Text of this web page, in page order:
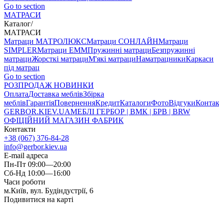
Go to section
МАТРАСИ
Каталог/
МАТРАСИ
Матраци МАТРОЛЮКСМатраци СОНЛАЙНМатраци
SIMPLERМатраци ЕММПружинні матрациБезпружинні
матрациЖорсткі матрациМ'які матрациНаматрацникиКаркаси
під матрац
Go to section
РОЗПРОДАЖ НОВИНКИ
ОплатаДоставка меблівЗбірка
меблівГарантіяПоверненняКредитКаталогиФотоВідгуки
GERBOR.KIEV.UAМЕБЛI ГЕРБОР | ВМК | БРВ | BRW
ОФІЦІЙНИЙ МАГАЗИН ФАБРИК
Контакти
+38 (067) 376-84-28
info@gerbor.kiev.ua
E-mail адреса
Пн-Пт 09:00—20:00
Сб-Нд 10:00—16:00
Часи роботи
м.Київ, вул. Будіндустрії, 6
Подивитися на карті